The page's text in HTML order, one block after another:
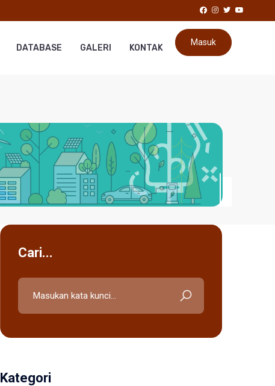
Masuk
DATABASE GALERI KONTAK
Cari...
Kategori